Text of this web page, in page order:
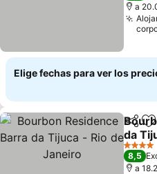
a
Elige fechas para ver los
da
Ver
4
8,5
a